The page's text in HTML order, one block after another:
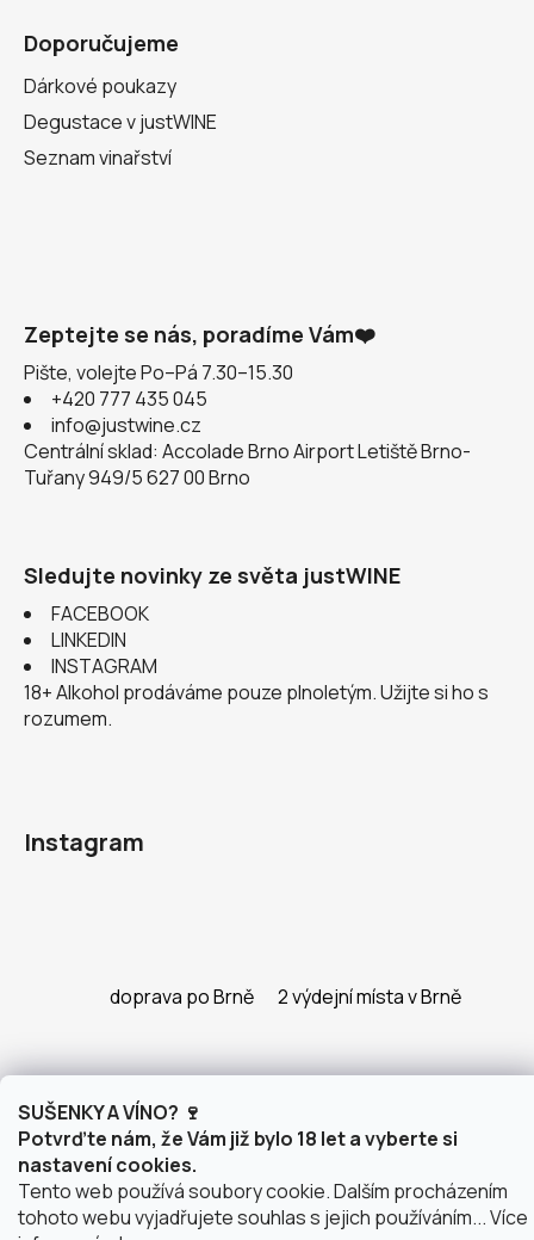
SUŠENKY A VÍNO? 🍷
Potvrďte nám, že Vám již bylo 18 let a vyberte si
nastavení cookies.
Tento web používá soubory cookie. Dalším procházením
tohoto webu vyjadřujete souhlas s jejich používáním... Více
Doporučujeme
Dárkové poukazy
Degustace v justWINE
Seznam vinařství
Zeptejte se nás, poradíme Vám❤️
Pište, volejte Po–Pá 7.30–15.30
+420 777 435 045
info@justwine.cz
Centrální sklad: Accolade Brno Airport Letiště Brno-
Tuřany 949/5 627 00 Brno
Sledujte novinky ze světa justWINE
FACEBOOK
LINKEDIN
INSTAGRAM
18+ Alkohol prodáváme pouze plnoletým. Užijte si ho s
rozumem.
Instagram
doprava po Brně 2 výdejní místa v Brně
Copyright 2026justWINE. Všechna práva vyhrazena.
Upravit nastavení cookies